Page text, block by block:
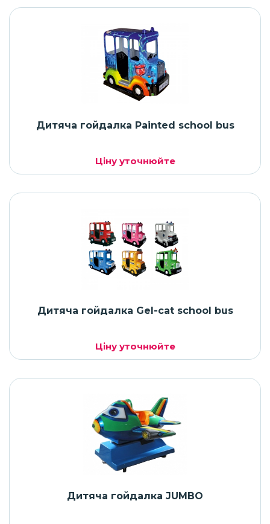
Дитяча гойдалка Painted school bus
Ціну уточнюйте
Дитяча гойдалка Gel-cat school bus
Ціну уточнюйте
Дитяча гойдалка JUMBO